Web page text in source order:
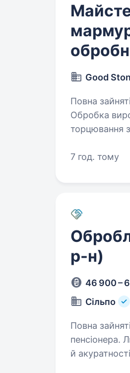
Good
Повна зайнятість.
Обробка виробів із
торцювання заготовок Робота на ручному
7 год. тому
р-н)
46 900 –
Сільпо
Повна
пенсіонера. Любите працювати з продуктом, що потребує точності
й